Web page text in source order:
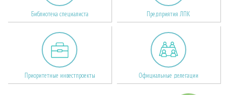
Библиотека специалиста Предприятия ЛПК
Приоритетные инвестпроекты Официальные делегации